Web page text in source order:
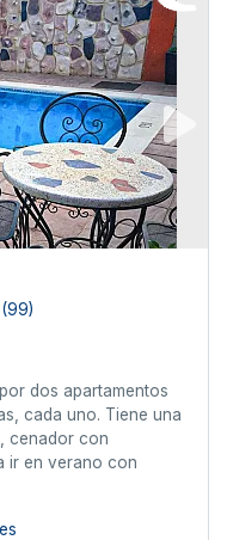
(99)
dos apartamentos
cada uno. Tiene una
cenador con
ir en verano con